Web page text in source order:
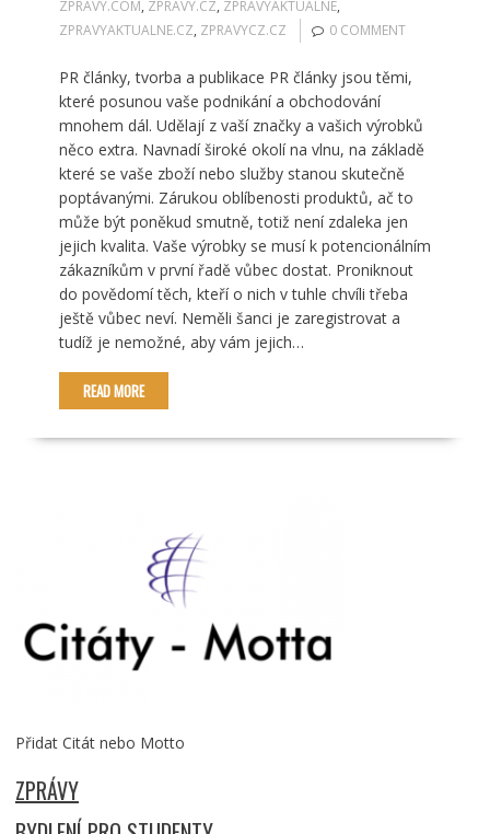
ZPRAVY.COM, ZPRAVY.CZ, ZPRAVYAKTUALNE,
ZPRAVYAKTUALNE.CZ, ZPRAVYCZ.CZ 0 COMMENT
PR články, tvorba a publikace PR články jsou těmi,
které posunou vaše podnikání a obchodování
mnohem dál. Udělají z vaší značky a vašich výrobků
něco extra. Navnadí široké okolí na vlnu, na základě
které se vaše zboží nebo služby stanou skutečně
poptávanými. Zárukou oblíbenosti produktů, ač to
může být poněkud smutně, totiž není zdaleka jen
jejich kvalita. Vaše výrobky se musí k potencionálním
zákazníkům v první řadě vůbec dostat. Proniknout
do povědomí těch, kteří o nich v tuhle chvíli třeba
ještě vůbec neví. Neměli šanci je zaregistrovat a
tudíž je nemožné, aby vám jejich…
READ MORE
Přidat Citát nebo Motto
ZPRÁVY